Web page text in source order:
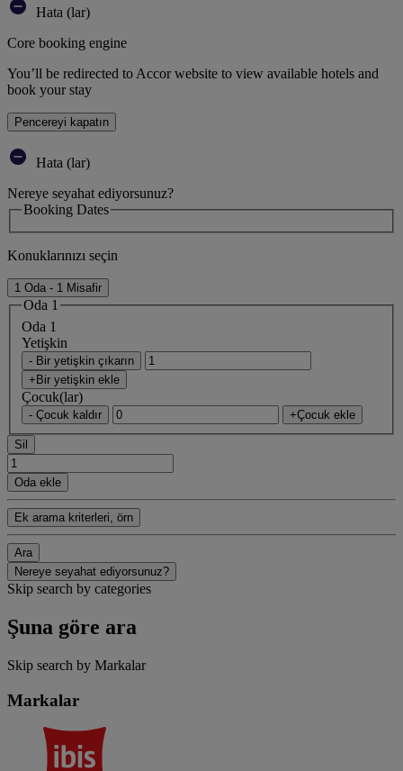
Hata (lar)
Core booking engine
You’ll be redirected to Accor website to view available hotels and
book your stay
Pencereyi kapatın
Hata (lar)
Nereye seyahat ediyorsunuz?
Booking Dates
Konuklarınızı seçin
1 Oda - 1 Misafir
Oda 1
Oda 1
Yetişkin
- Bir yetişkin çıkarın
+Bir yetişkin ekle
Çocuk(lar)
- Çocuk kaldır +Çocuk ekle
Sil
Oda ekle
Ek arama kriterleri, örn
Ara
Nereye seyahat ediyorsunuz?
Skip search by categories
Şuna göre ara
Skip search by Markalar
Markalar